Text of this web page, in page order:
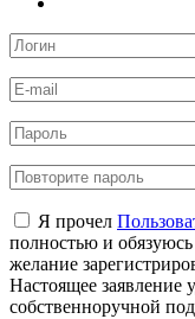
Я прочел
полностью и
желание
Настоящее заявление
собственноручной